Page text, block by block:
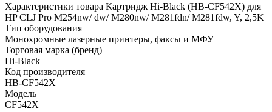
Характеристики товара Картридж Hi-Black (HB-CF542X) для
HP CLJ Pro M254nw/ dw/ M280nw/ M281fdn/ M281fdw, Y, 2,5K
Тип оборудования
Монохромные лазерные принтеры, факсы и МФУ
Торговая марка (бренд)
Hi-Black
Код производителя
HB-CF542X
Модель
CF542X